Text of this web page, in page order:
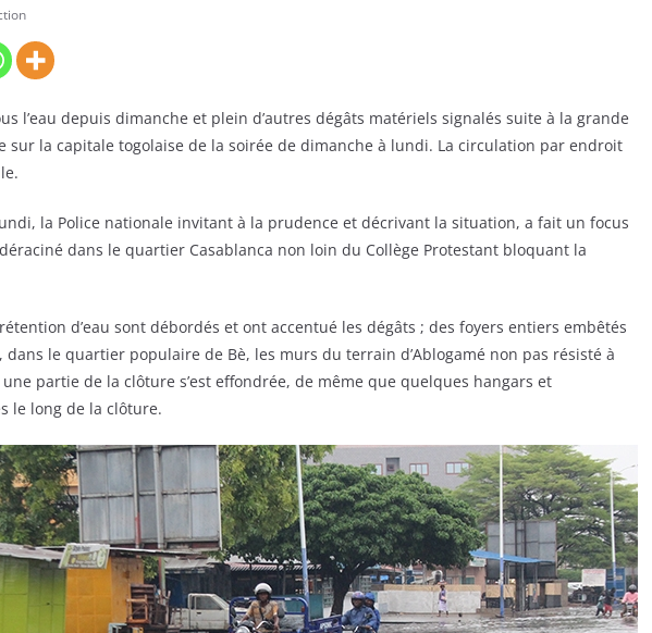
l’eau depuis dimanche et plein d’autres dégâts matériels signalés suite à la grande
sur la capitale togolaise de la soirée de dimanche à lundi. La circulation par endroit
la Police nationale invitant à la prudence et décrivant la situation, a fait un focus
dans le quartier Casablanca non loin du Collège Protestant bloquant la
d’eau sont débordés et ont accentué les dégâts ; des foyers entiers embêtés
dans le quartier populaire de Bè, les murs du terrain d’Ablogamé non pas résisté à
partie de la clôture s’est effondrée, de même que quelques hangars et
le long de la clôture.